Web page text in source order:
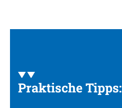
Praktische Tipps: